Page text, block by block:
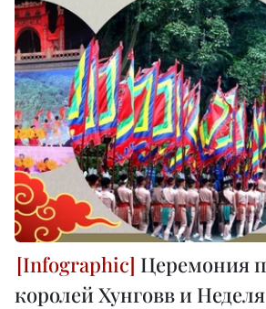
Церемония
королей Хунговв и